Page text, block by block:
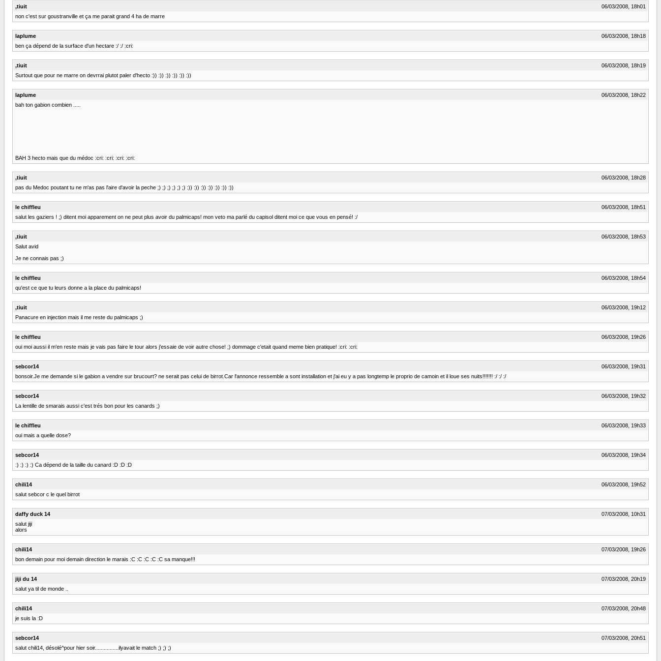
,tiuit
06/03/2008, 18h01
non c'est sur goustranville et ça me parait grand 4 ha de marre
laplume
06/03/2008, 18h18
ben ça dépend de la surface d'un hectare :/ :/ :cri:
,tiuit
06/03/2008, 18h19
Surtout que pour ne marre on devrrai plutot paler d'hecto :)) :)) :)) :)) :)) :))
laplume
06/03/2008, 18h22
bah ton gabion combien .....
BAH 3 hecto mais que du médoc :cri: :cri: :cri: :cri:
,tiuit
06/03/2008, 18h28
pas du Medoc poutant tu ne m'as pas l'aire d'avoir la peche ;) ;) ;) ;) ;) ;) :)) :)) :)) :)) :)) :)) :))
le chiffleu
06/03/2008, 18h51
salut les gaziers ! ;) ditent moi apparement on ne peut plus avoir du palmicaps! mon veto ma parlé du capisol ditent moi ce que vous en pensé! :/
,tiuit
06/03/2008, 18h53
Salut avid
Je ne connais pas ;)
le chiffleu
06/03/2008, 18h54
qu'est ce que tu leurs donne a la place du palmicaps!
,tiuit
06/03/2008, 19h12
Panacure en injection mais il me reste du palmicaps ;)
le chiffleu
06/03/2008, 19h26
oui moi aussi il m'en reste mais je vais pas faire le tour alors j'essaie de voir autre chose! ;) dommage c'etait quand meme bien pratique! :cri: :cri:
sebcor14
06/03/2008, 19h31
bonsoir.Je me demande si le gabion a vendre sur brucourt? ne serait pas celui de birrot.Car l'annonce ressemble a sont installation et j'ai eu y a pas longtemp le proprio de camoin et il loue ses nuits!!!!!!! :/ :/ :/
sebcor14
06/03/2008, 19h32
La lentille de smarais aussi c'est trés bon pour les canards ;)
le chiffleu
06/03/2008, 19h33
oui mais a quelle dose?
sebcor14
06/03/2008, 19h34
:) :) :) :) Ca dépend de la taille du canard :D :D :D
chili14
06/03/2008, 19h52
salut sebcor c le quel birrot
daffy duck 14
07/03/2008, 10h31
salut jiji
alors
chili14
07/03/2008, 19h26
bon demain pour moi demain direction le marais :C :C :C :C :C sa manque!!!
jiji du 14
07/03/2008, 20h19
salut ya til de monde ..
chili14
07/03/2008, 20h48
je suis la :D
sebcor14
07/03/2008, 20h51
salut chili14, désolé^pour hier soir................ilyavait le match ;) ;) ;)